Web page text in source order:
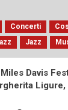
Concerti
Jazz
Davis